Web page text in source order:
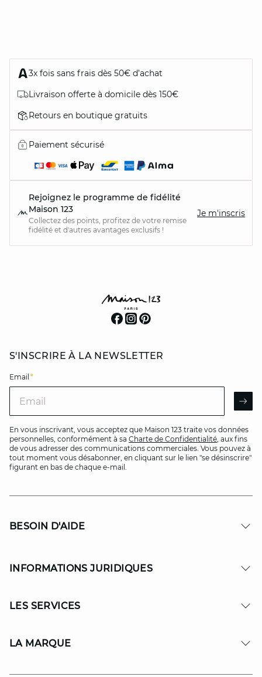
3x fois sans frais dès 50€ d’achat
Livraison offerte à domicile dès 150€
Retours en boutique gratuits
Paiement sécurisé
Rejoignez le programme de fidélité
Maison 123
Collectez des points, profitez de votre remise
fidélité et d'autres avantages exclusifs !
Je m'inscris
S'INSCRIRE À LA NEWSLETTER
Email *
Email
En vous inscrivant, vous acceptez que Maison 123 traite vos données
personnelles, conformément à sa Charte de Confidentialité, aux fins
de vous adresser des communications commerciales. Vous pouvez à
tout moment vous désabonner, en cliquant sur le lien "se désinscrire"
figurant en bas de chaque e-mail.
BESOIN D'AIDE
INFORMATIONS JURIDIQUES
LES SERVICES
LA MARQUE